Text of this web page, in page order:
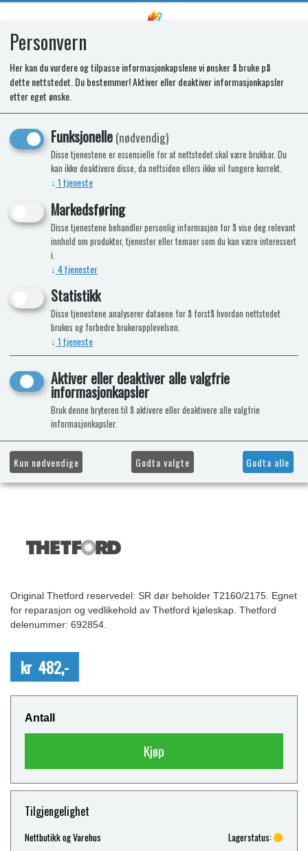
SR DOOR BIN T2160/2175
Original Thetford reservedel: SR dør beholder T2160/2175. Egnet
for reparasjon og vedlikehold av Thetford kjøleskap. Thetford
delenummer: 692854.
kr 482,-
Antall
Kjøp
Tilgjengelighet
Nettbutikk og Varehus Lagerstatus:
Personvern
Her kan du vurdere og tilpasse informasjonkapslene vi ønsker å bruke på
dette nettstedet. Du bestemmer! Aktiver eller deaktiver informasjonkapsler
etter eget ønske.
Funksjonelle(nødvendig)
Disse tjenestene er essensielle for at nettstedet skal være brukbar. Du
kan ikke deaktivere disse, da nettsiden ellers ikke vil fungere korrekt.
↓ 1tjeneste
Markedsføring
Disse tjenestene behandler personlig informasjon for å vise deg relevant
innhold om produkter, tjenester eller temaer som du kan være interessert
i.
↓ 4tjenester
Statistikk
Disse tjenestene analyserer dataene for å forstå hvordan nettstedet
brukes og forbedre brukeropplevelsen.
↓ 1tjeneste
Aktiver eller deaktiver alle valgfrie
informasjonkapsler
Bruk denne bryteren til å aktivere eller deaktivere alle valgfrie
informasjonkapsler.
Kun nødvendige Godta valgte Godta alle